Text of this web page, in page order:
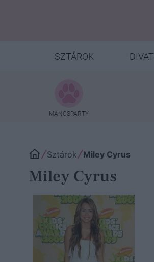
SZTÁROK DIVAT
MANCSPARTY
Sztárok Miley Cyrus
Miley Cyrus